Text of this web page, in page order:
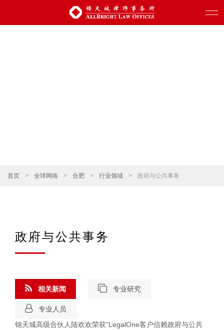
首页 > 全球网络 > 合肥 > 行业领域 > 政府与公共事务
政府与公共事务
相关新闻
锦天城高级合伙人陆欢欢荣获“LegalOne客户信赖政府与公共
专业研究
专业人员